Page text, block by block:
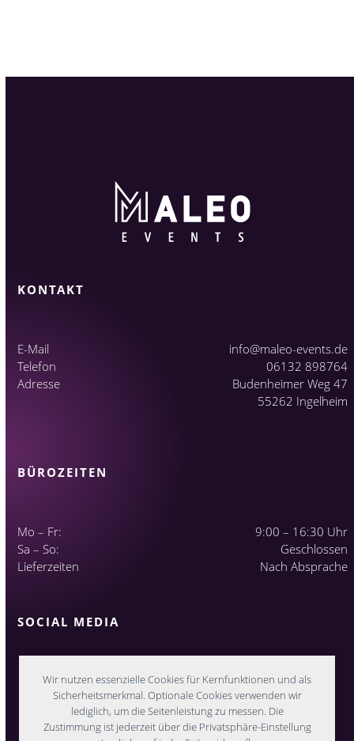
Wir nutzen essenzielle Cookies für Kernfunktionen und als
Sicherheitsmerkmal. Optionale Cookies verwenden wir
lediglich, um die Seitenleistung zu messen. Die
Zustimmung ist jederzeit über die Privatsphäre-Einstellung
KONTAKT
E-Mail
info@maleo-events.de
Telefon
06132 898764
Adresse
Budenheimer Weg 47
55262 Ingelheim
BÜROZEITEN
Mo – Fr:
9:00 – 16:30 Uhr
Sa – So:
Geschlossen
Lieferzeiten
Nach Absprache
SOCIAL MEDIA